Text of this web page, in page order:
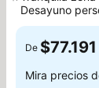
Desayuno
habitación
De $77.191
Mira precios